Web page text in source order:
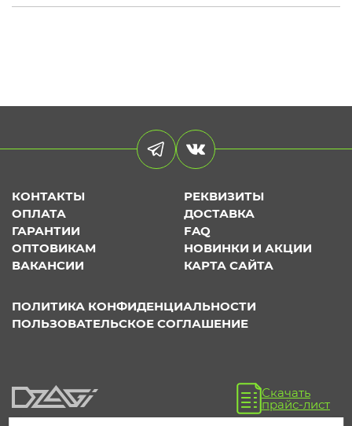
КОНТАКТЫ
РЕКВИЗИТЫ
ОПЛАТА
ДОСТАВКА
ГАРАНТИИ
FAQ
ОПТОВИКАМ
НОВИНКИ И АКЦИИ
ВАКАНСИИ
КАРТА САЙТА
ПОЛИТИКА КОНФИДЕНЦИАЛЬНОСТИ
ПОЛЬЗОВАТЕЛЬСКОЕ СОГЛАШЕНИЕ
Скачать
прайс-лист